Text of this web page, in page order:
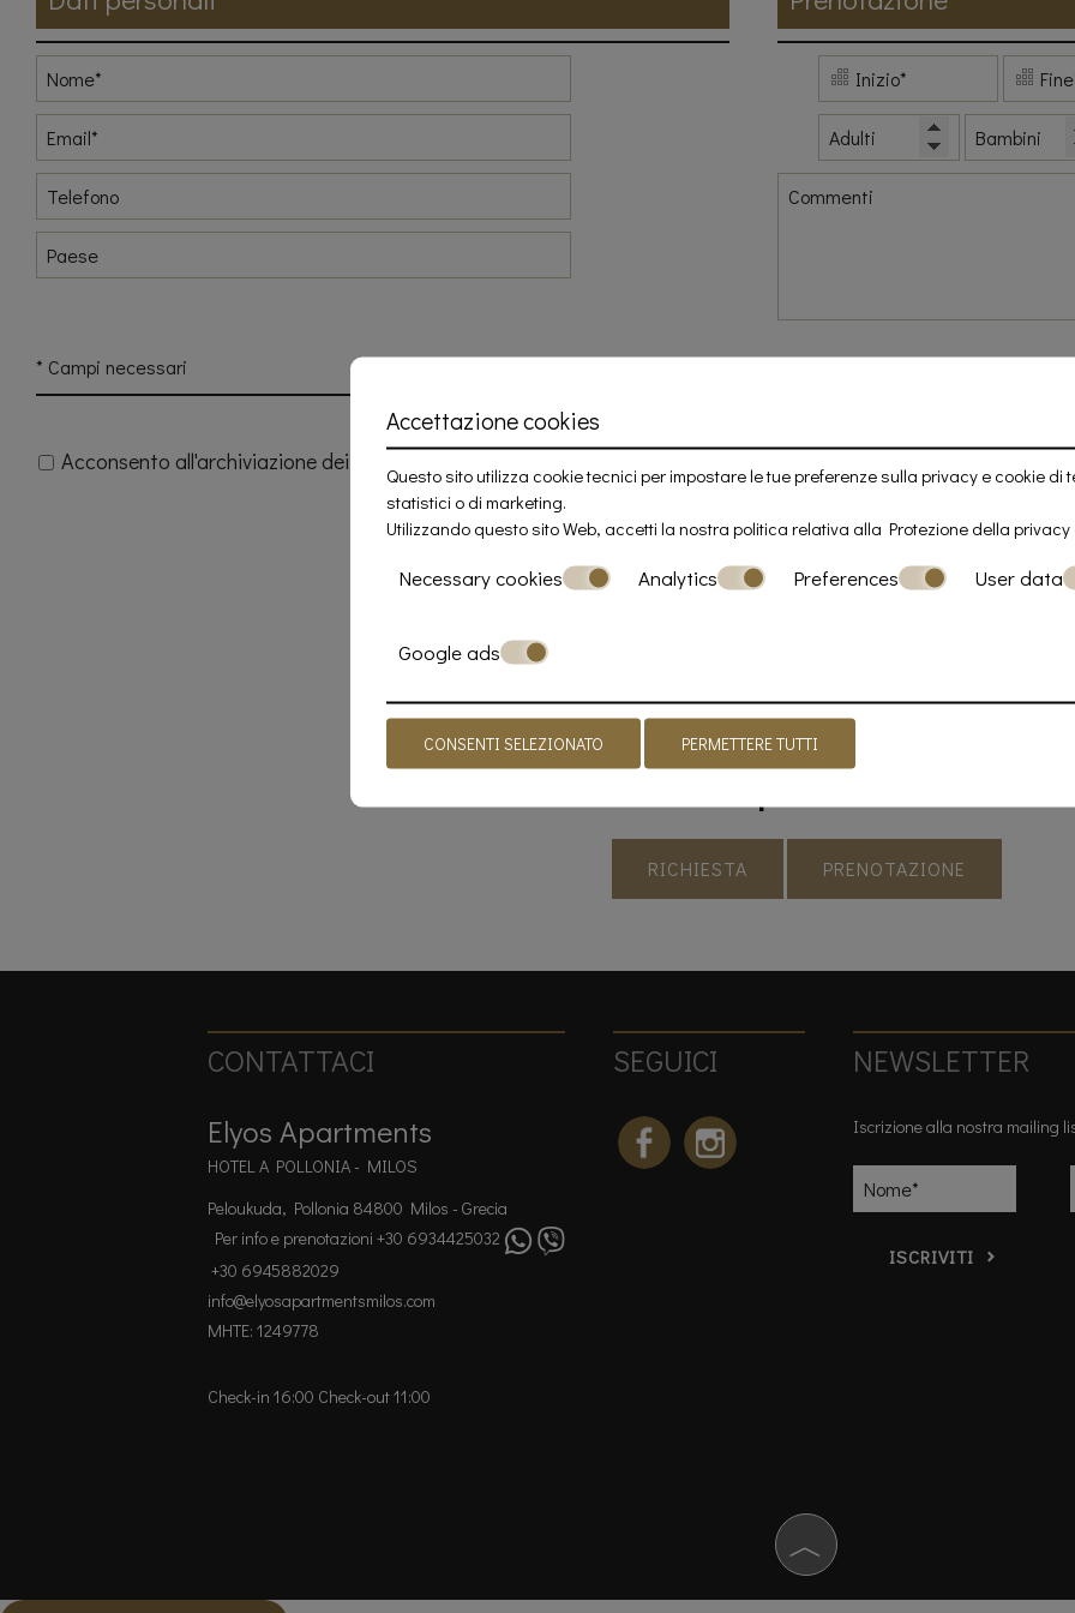
OFFERTE
SPECIALI
RICHIESTA
CONTATTI
* Campi necessari
Acconsento all'archiviazione dei miei dati
SPEDIRE
Fare una
RICHIESTA PRENOTAZIONE
CONTATTACI
Elyos Apartments
HOTEL A POLLONIA - MILOS
Peloukuda, Pollonia 84800 Milos - Grecia
Per info e prenotazioni +30 6934425032
+30 6945882029
info@elyosapartmentsmilos.com
MHTE: 1249778
Check-in 16:00 Check-out 11:00
SEGUICI NEWSLETTER
Iscrizione alla nostra mailing
ISCRIVITI
︿
Accettazione cookies
Questo sito utilizza cookie tecnici per impostare le tue preferenze sulla privacy e cookie di
statistici o di marketing.
Utilizzando questo sito Web, accetti la nostra politica relativa alla Protezione della
Necessary cookies Analytics Preferences User data
Google ads
CONSENTI SELEZIONATO PERMETTERE TUTTI